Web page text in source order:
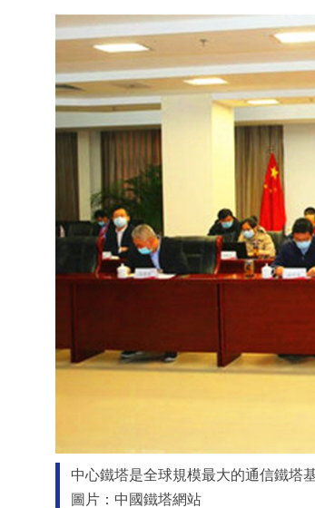
中心鐵塔是全球規模最大的通信鐵塔
圖片：中國鐵塔網站